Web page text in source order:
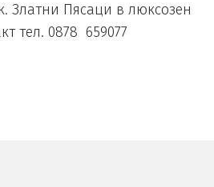
Златни Пясаци в люксозен
тел. 0878 659077